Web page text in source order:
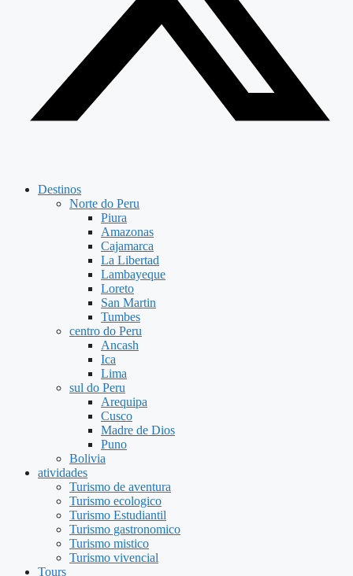
Destinos
Norte do Peru
Piura
Amazonas
Cajamarca
La Libertad
Lambayeque
Loreto
San Martin
Tumbes
centro do Peru
Ancash
Ica
Lima
sul do Peru
Arequipa
Cusco
Madre de Dios
Puno
Bolivia
atividades
Turismo de aventura
Turismo ecologico
Turismo Estudiantil
Turismo gastronomico
Turismo mistico
Turismo vivencial
Tours